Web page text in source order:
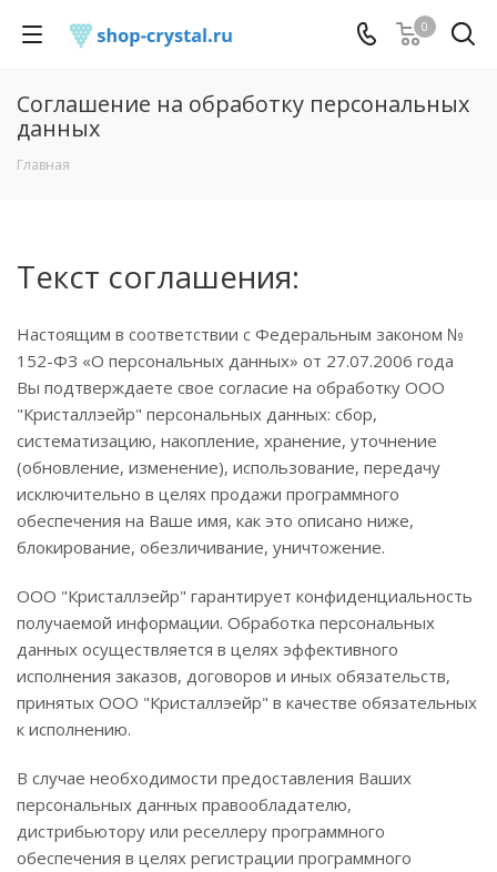
0
Соглашение на обработку персональных
данных
Главная
Текст соглашения:
Настоящим в соответствии с Федеральным законом №
152-ФЗ «О персональных данных» от 27.07.2006 года
Вы подтверждаете свое согласие на обработку ООО
"Кристаллэейр" персональных данных: сбор,
систематизацию, накопление, хранение, уточнение
(обновление, изменение), использование, передачу
исключительно в целях продажи программного
обеспечения на Ваше имя, как это описано ниже,
блокирование, обезличивание, уничтожение.
ООО "Кристаллэейр" гарантирует конфиденциальность
получаемой информации. Обработка персональных
данных осуществляется в целях эффективного
исполнения заказов, договоров и иных обязательств,
принятых ООО "Кристаллэейр" в качестве обязательных
к исполнению.
В случае необходимости предоставления Ваших
персональных данных правообладателю,
дистрибьютору или реселлеру программного
обеспечения в целях регистрации программного